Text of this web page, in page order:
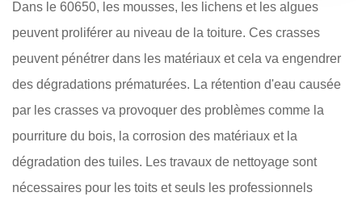
Dans le 60650, les mousses, les lichens et les algues
peuvent proliférer au niveau de la toiture. Ces crasses
peuvent pénétrer dans les matériaux et cela va engendrer
des dégradations prématurées. La rétention d'eau causée
par les crasses va provoquer des problèmes comme la
pourriture du bois, la corrosion des matériaux et la
dégradation des tuiles. Les travaux de nettoyage sont
nécessaires pour les toits et seuls les professionnels